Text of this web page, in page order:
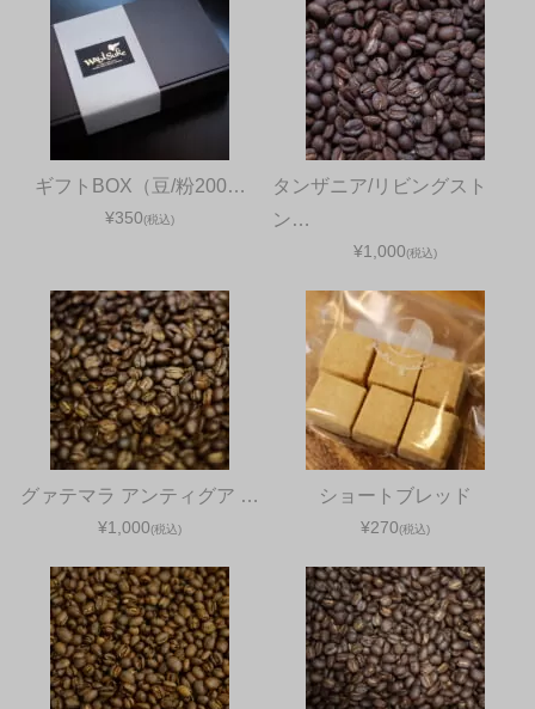
ギフトBOX（豆/粉200…
¥350(税込)
タンザニア/リビングスト
ン…
¥1,000(税込)
グァテマラ アンティグア …
¥1,000(税込)
ショートブレッド
¥270(税込)